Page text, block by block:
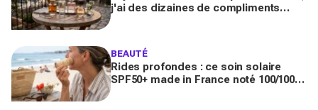
j'ai des dizaines de compliments
BEAUTÉ
Rides profondes : ce soin solaire
SPF50+ made in France noté 100/100